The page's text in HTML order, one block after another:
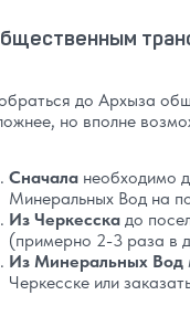
до Архыза
но вполне
Сначала необходимо
Минеральных Вод на
Из Черкесска до
(примерно 2-3 раза в
Из Минеральных Вод
Черкесске или